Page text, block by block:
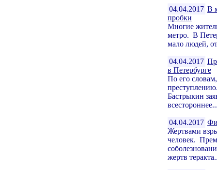
04.04.2017 В
пробки
Многие
метро. В
мало людей,
04.04.2017
в Петербурге
По его
Бастрыкин
04.04.2017
Жертвами
человек.
жертв